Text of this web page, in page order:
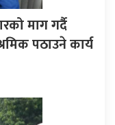
माग गर्दै
पठाउने कार्य